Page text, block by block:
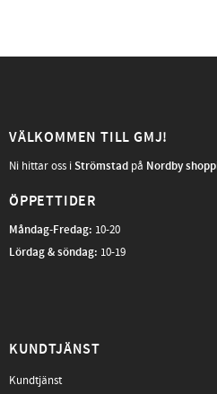
VÄLKOMMEN TILL GMJ!
Ni hittar oss iStrömstad på Nordby
ÖPPETTIDER
Måndag-Fredag: 10-20
Lördag & söndag: 10-19
KUNDTJÄNST
Kundtjänst